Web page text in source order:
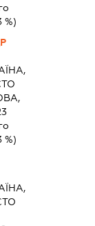
%)
%)